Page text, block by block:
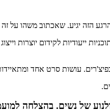
הזה יגיע. שאכתוב משהו על זה
ייעודיות לקידום יוצרות
עושות סרט אחד
של נשים. בהצלחה